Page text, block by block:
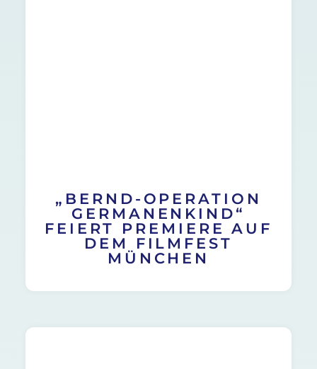
„BERND-OPERATION
GERMANENKIND“
FEIERT PREMIERE AUF
DEM FILMFEST
MÜNCHEN